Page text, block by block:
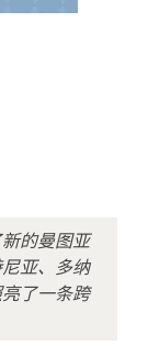
的曼图亚
亚、多纳
了一条跨